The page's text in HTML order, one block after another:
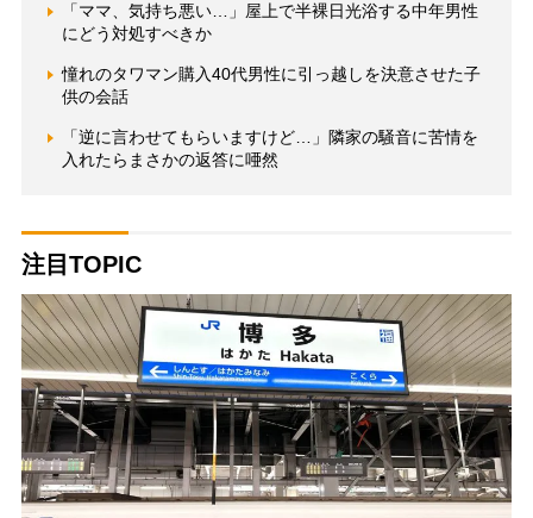
「ママ、気持ち悪い…」屋上で半裸日光浴する中年男性
にどう対処すべきか
憧れのタワマン購入40代男性に引っ越しを決意させた子
供の会話
「逆に言わせてもらいますけど…」隣家の騒音に苦情を
入れたらまさかの返答に唖然
注目TOPIC